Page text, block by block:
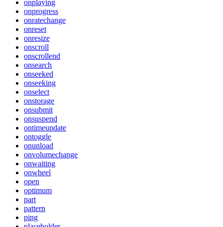
onplaying
onprogress
onratechange
onreset
onresize
onscroll
onscrollend
onsearch
onseeked
onseeking
onselect
onstorage
onsubmit
onsuspend
ontimeupdate
ontoggle
onunload
onvolumechange
onwaiting
onwheel
open
optimum
part
pattern
ping